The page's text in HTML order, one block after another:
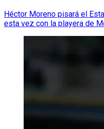
Héctor Moreno pisará el
esta vez con la playera de